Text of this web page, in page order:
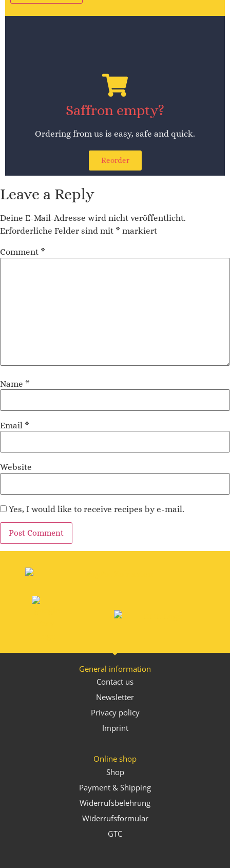
Alternative:
Saffron empty?
Ordering from us is easy, safe and quick.
Reorder
Leave a Reply
Deine E-Mail-Adresse wird nicht veröffentlicht.
Erforderliche Felder sind mit * markiert
Comment *
Name *
Email *
Website
Yes, I would like to receive recipes by e-mail.
General information
Contact us
Newsletter
Privacy policy
Imprint
Online shop
Shop
Payment & Shipping
Widerrufsbelehrung
Widerrufsformular
GTC